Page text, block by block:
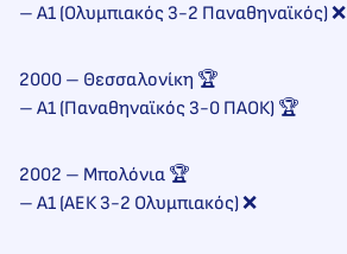
– Α1 (Ολυμπιακός 3-2 Παναθηναϊκός) ❌
2000 – Θεσσαλονίκη 🏆
– Α1 (Παναθηναϊκός 3-0 ΠΑΟΚ) 🏆
2002 – Μπολόνια 🏆
– Α1 (ΑΕΚ 3-2 Ολυμπιακός) ❌